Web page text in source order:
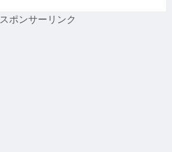
スポンサーリンク